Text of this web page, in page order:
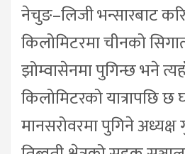
नेचुङ–लिजी भन्सारबाट
किलोमिटरमा चीनको
झोम्वासेनमा पुगिन्छ भने
किलोमिटरको यात्रापछि
मानसरोवरमा पुगिने